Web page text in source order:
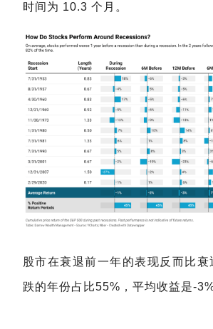
时间为 10.3 个月。
股市在衰退前一年的表现反而比
跌的年份占比55%，平均收益是-3%